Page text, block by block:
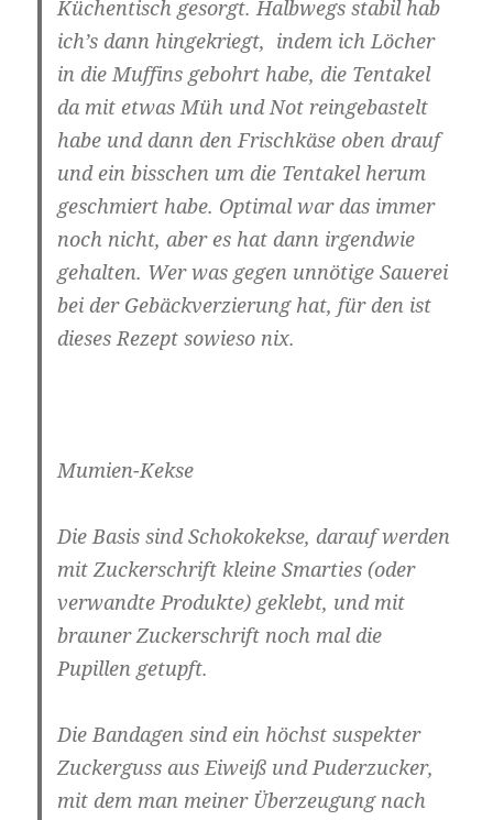
Küchentisch gesorgt. Halbwegs stabil hab
ich’s dann hingekriegt, indem ich Löcher
in die Muffins gebohrt habe, die Tentakel
da mit etwas Müh und Not reingebastelt
habe und dann den Frischkäse oben drauf
und ein bisschen um die Tentakel herum
geschmiert habe. Optimal war das immer
noch nicht, aber es hat dann irgendwie
gehalten. Wer was gegen unnötige Sauerei
bei der Gebäckverzierung hat, für den ist
dieses Rezept sowieso nix.
Mumien-Kekse
Die Basis sind Schokokekse, darauf werden
mit Zuckerschrift kleine Smarties (oder
verwandte Produkte) geklebt, und mit
brauner Zuckerschrift noch mal die
Pupillen getupft.
Die Bandagen sind ein höchst suspekter
Zuckerguss aus Eiweiß und Puderzucker,
mit dem man meiner Überzeugung nach